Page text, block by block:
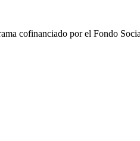
cofinanciado por el Fondo